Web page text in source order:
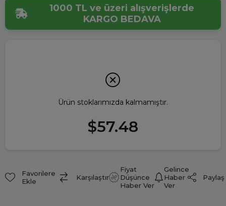
1000 TL ve üzeri alışverişlerde
KARGO BEDAVA
Ürün stoklarımızda kalmamıştır.
$57.48
Favorilere
Ekle
Karşılaştır
Fiyat
Düşünce
Haber Ver
Gelince
Haber
Ver
Paylaş